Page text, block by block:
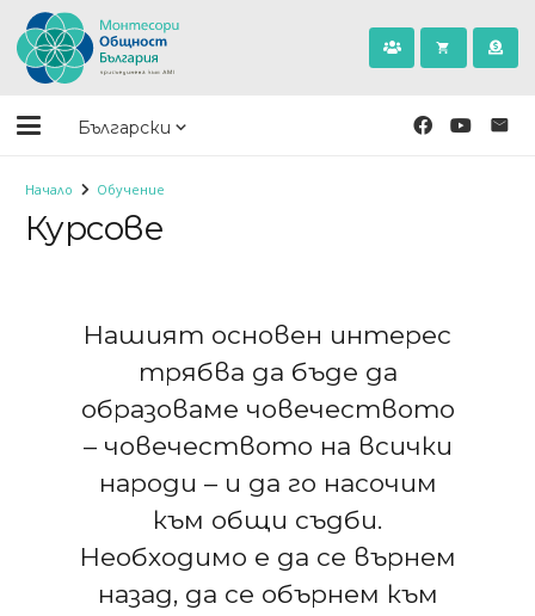
shopping_cart
Български
Начало Обучение
Курсове
Нашият основен интерес
трябва да бъде да
образоваме човечеството
– човечеството на всички
народи – и да го насочим
към общи съдби.
Необходимо е да се върнем
назад, да се обърнем към